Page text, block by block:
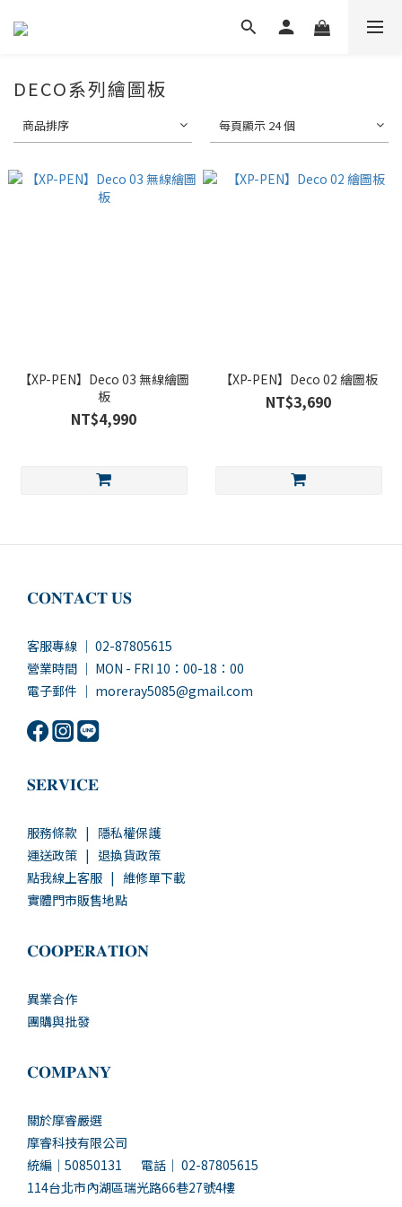
DECO系列繪圖板
商品排序 每頁顯示 24 個
【XP-PEN】Deco 03 無線繪圖
板
NT$4,990
【XP-PEN】Deco 02 繪圖板
NT$3,690
𝐂𝐎𝐍𝐓𝐀𝐂𝐓 𝐔𝐒
客服專線 ｜ 02-87805615
營業時間 ｜ MON - FRI 10：00-18：00
電子郵件 ｜ moreray5085@gmail.com
𝐒𝐄𝐑𝐕𝐈𝐂𝐄
服務條款 | 隱私權保護
運送政策 | 退換貨政策
點我線上客服 | 維修單下載
實體門市販售地點
𝐂𝐎𝐎𝐏𝐄𝐑𝐀𝐓𝐈𝐎𝐍
異業合作
團購與批發
𝐂𝐎𝐌𝐏𝐀𝐍𝐘
關於摩睿嚴選
摩睿科技有限公司
統編｜50850131 電話｜ 02-87805615
114台北市內湖區瑞光路66巷27號4樓